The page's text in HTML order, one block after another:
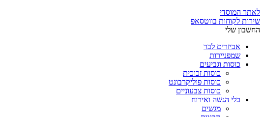
לאתר המוסדי
שירות לקוחות בווטסאפ
החשבון שלי
אביזרים לבר
שמפניירות
כוסות וגביעים
כוסות זכוכית
כוסות פוליקרבונט
כוסות צבעוניים
כלי הגשה ואירוח
מגשים